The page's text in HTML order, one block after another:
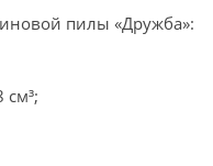
пилы «Дружба»:
см³;